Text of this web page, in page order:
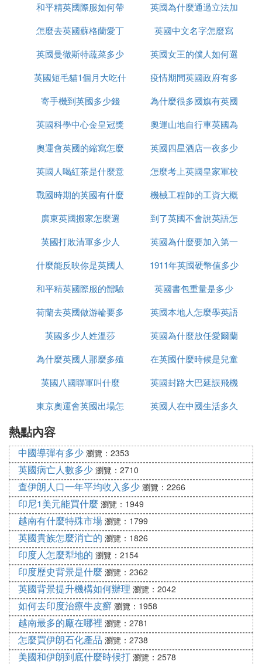
蘭群島(Falkland Islands).鑒於這個群島是阿根廷和英
國長期為主權問題爭執的地方,前些年雙方甚至兵戎
③ 英國的殖民地為什麼最多
科技就是第一生產力!
我們首列亞洲.往年,亞洲是英帝國攫取殖民地的頭等
個殖民帝國的人口,大部分是在亞洲,亞洲淪為它的殖
民地的面積,也很可觀.第二次世界大戰結束後,這些殖
民地紛紛義旗高舉,贏得獨立.而今,它在亞洲,已是寸土
無存了；亞洲因而成為當今世界上惟一沒有殘留英國
其次看歐洲.歐洲原是絕大多數殖民帝國的「老巢」,
它們一般都是向其他的洲擴張,很少在這里開辟殖民
今仍然擁有它所稱的「Dependent terri—tory(「屬
地」或「領地」),這就是位於西南歐、緊扼地中海西
口的直布羅陀(Gibraltar).直布羅陀本來是西班牙的固
有領土,從1704年起一直被英國佔領,迄今將近300年.
義,盡管西班牙據理力爭,盡管雙方多年來進行了多次
談判等等,英國始終拒不歸還.
布最廣的洲——北非、西非、東非和南部非洲,到處
都有它的殖民地.但這種日子永遠「拜拜」了.二戰後
只三幾十年功夫,英國的殖民統治就已完全退出非洲
大陸,僅僅在大陸以外,勉強保留個別島嶼,這就是大西
洋中的聖赫勒拿(St．Helena).由於英國把孤懸遠方的
另幾座小島——阿森松(Ascension)島和特里斯坦一
達庫尼群島(Tristan da CunhiaGroup),同聖赫勒拿合
並為一個殖民地單元,所以它的全名是「聖赫勒拿及
其屬島」(Saint Helena＆Dependencies).
再次看大洋洲.過去有一個時期,大洋洲曾是英國殖民
地佔全洲陸地面積百分比最大的洲(整個澳大利亞大
陸及附近島嶼均為其所有).而今,已經只剩皮特凱恩群
島(Pitcairn Islands)一隅之地了.
最後是美洲.歷史上,美洲的北美地區,曾是英國殖民活
動的「大舞台」,擁有大片的殖民地.當然,這些往日的
殖民地,早已通過各種途徑、以多種方式獲得獨立.但
而今,按地區單元數目說,美洲仍為英國海外殖民地數
量最多的洲.南北美洲合計有7處,其中大多數在北美,
共6處:百大(Bermuda)、特克斯群島和凱科斯群島(Tu
的
和平精英國際服如何帶
槍進出生島
英國為什麼通過立法加
強社會保障
怎麼去英國蘇格蘭愛丁
堡
英國中文名字怎麼寫
英國曼徹斯特蔬菜多少
錢
英國女王的僕人如何選
的
英國短毛貓1個月大吃什
麼
疫情期間英國政府有多
少錢
寄手機到英國多少錢
為什麼很多國旗有英國
英國科學中心金皇冠獎
是什麼
奧運山地自行車英國為
什麼很厲害
奧運會英國的縮寫怎麼
改了
英國四星酒店一夜多少
錢
英國人喝紅茶是什麼意
思
怎麼考上英國皇家軍校
戰國時期的英國有什麼
事件
機械工程師的工資大概
多少英國
廣東英國搬家怎麼選
到了英國不會說英語怎
麼辦
英國打敗清軍多少人
英國為什麼要加入第一
次世界大戰
什麼能反映你是英國人
1911年英國硬幣值多少
錢
和平精英國際服的體驗
服如何上去
英國書包重量是多少
荷蘭去英國做游輪要多
久
英國本地人怎麼學英語
英國多少人姓溫莎
英國為什麼放任愛爾蘭
獨立
為什麼英國人那麼多殖
民地
在英國什麼時候是兒童
節
英國八國聯軍叫什麼
英國封路大巴延誤飛機
延誤怎麼辦
東京奧運會英國出場怎
英國人在中國生活多久
熱點內容
中國導彈有多少 瀏覽：2353
英國病亡人數多少 瀏覽：2710
查伊朗人口一年平均收入多少 瀏覽：2266
印尼1美元能買什麼 瀏覽：1949
越南有什麼特殊市場 瀏覽：1799
英國貴族怎麼消亡的 瀏覽：1826
印度人怎麼犁地的 瀏覽：2154
印度歷史背景是什麼 瀏覽：2362
英國背景提升機構如何辦理 瀏覽：2042
如何去印度治療牛皮癬 瀏覽：1958
越南最多的廠在哪裡 瀏覽：2781
怎麼買伊朗石化產品 瀏覽：2738
美國和伊朗到底什麼時候打 瀏覽：2578